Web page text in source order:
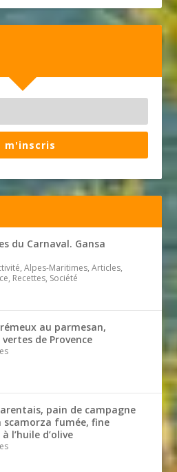
m'inscris
du Carnaval. Gansa
Alpes-Maritimes, Articles,
Recettes, Société
au parmesan,
de Provence
pain de campagne
scamorza fumée, fine
l’huile d’olive